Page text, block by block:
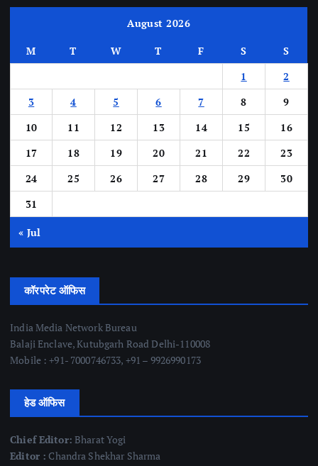
August 2026
M T W T F S
S
1
2
3
4 5 6 7 8
9
10
11 12 13 14 15
16
17
18 19 20 21 22
23
24
25 26 27 28 29
30
31
« Jul
कॉरपरेट ऑफिस
India Media Network Bureau
Balaji Enclave, Kutubgarh Road Delhi-110008
Mobile : +91- 7000746733, +91 – 9926990173
हेड ऑफिस
Chief Editor: Bharat Yogi
Editor : Chandra Shekhar Sharma